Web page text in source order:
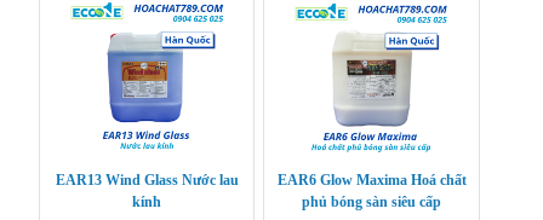
EAR13 Wind Glass Nước lau
kính
EAR6 Glow Maxima Hoá chất
phủ bóng sàn siêu cấp